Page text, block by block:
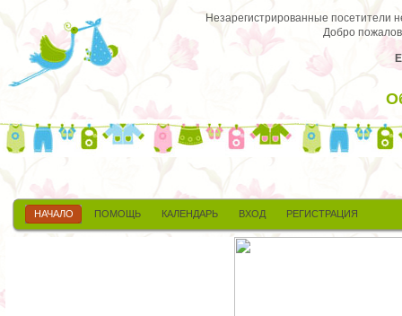
Незарегистрированные посетители
Добро
НАЧАЛО ПОМОЩЬ КАЛЕНДАРЬ ВХОД РЕГИСТРАЦИЯ